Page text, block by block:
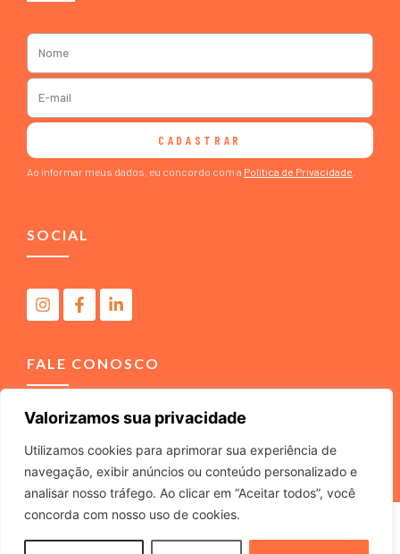
Valorizamos sua privacidade
Utilizamos cookies para aprimorar sua experiência de
navegação, exibir anúncios ou conteúdo personalizado e
analisar nosso tráfego. Ao clicar em “Aceitar todos”, você
concorda com nosso uso de cookies.
CADASTRAR
Ao informar meus dados, eu concordo com a Política de Privacidade
SOCIAL
FALE CONOSCO
(11) 4040-3666 contato@m2comunicacao.com.br
M2 COMUNICACAO JURIDICA LTDA – ME – CNPJ
22.040.734/0001-37 – Rua Tabajaras, 439 – Tel. (11) 4040-